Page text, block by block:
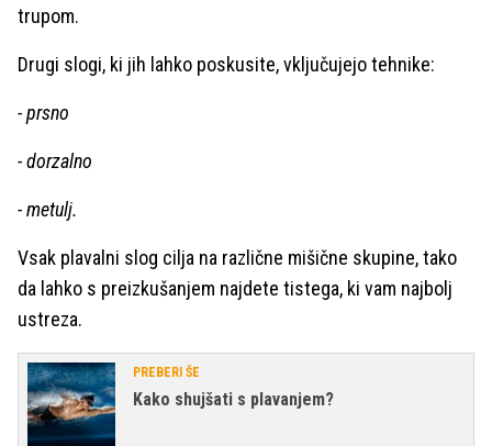
trupom.
Drugi slogi, ki jih lahko poskusite, vključujejo tehnike:
- prsno
- dorzalno
- metulj.
Vsak plavalni slog cilja na različne mišične skupine, tako
da lahko s preizkušanjem najdete tistega, ki vam najbolj
ustreza.
PREBERI ŠE
Kako shujšati s plavanjem?